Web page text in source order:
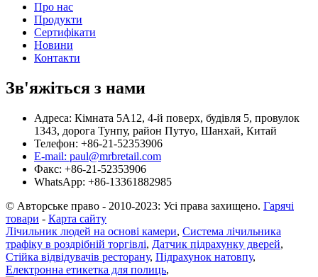
Про нас
Продукти
Сертифікати
Новини
Контакти
Зв'яжіться з нами
Адреса: Кімната 5A12, 4-й поверх, будівля 5, провулок
1343, дорога Тунпу, район Путуо, Шанхай, Китай
Телефон: +86-21-52353906
E-mail: paul@mrbretail.com
Факс: +86-21-52353906
WhatsApp: +86-13361882985
© Авторське право - 2010-2023: Усі права захищено. Гарячі
товари - Карта сайту
Лічильник людей на основі камери, Система лічильника
трафіку в роздрібній торгівлі, Датчик підрахунку дверей,
Стійка відвідувачів ресторану, Підрахунок натовпу,
Електронна етикетка для полиць,